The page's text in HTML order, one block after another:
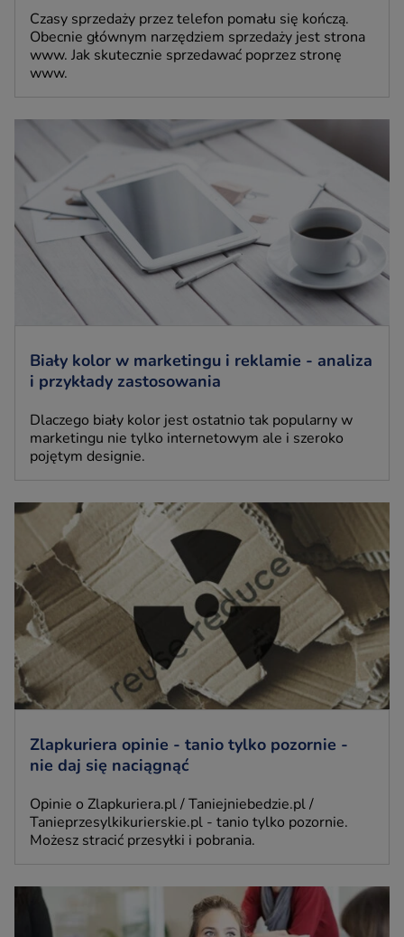
Czasy sprzedaży przez telefon pomału się kończą.
Obecnie głównym narzędziem sprzedaży jest strona
www. Jak skutecznie sprzedawać poprzez stronę
www.
Biały kolor w marketingu i reklamie - analiza
i przykłady zastosowania
Dlaczego biały kolor jest ostatnio tak popularny w
marketingu nie tylko internetowym ale i szeroko
pojętym designie.
Zlapkuriera opinie - tanio tylko pozornie -
nie daj się naciągnąć
Opinie o Zlapkuriera.pl / Taniejniebedzie.pl /
Tanieprzesylkikurierskie.pl - tanio tylko pozornie.
Możesz stracić przesyłki i pobrania.